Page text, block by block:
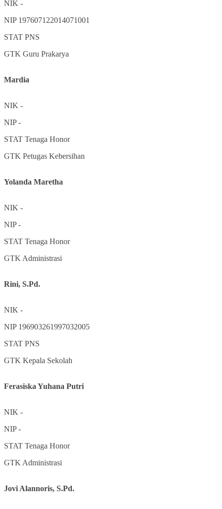
NIK -
NIP 197607122014071001
STAT PNS
GTK Guru Prakarya
Mardia
NIK -
NIP-
STAT Tenaga Honor
GTK Petugas Kebersihan
Yolanda Maretha
NIK -
NIP-
STAT Tenaga Honor
GTK Administrasi
Rini, S.Pd.
NIK -
NIP 196903261997032005
STAT PNS
GTK Kepala Sekolah
Ferasiska Yuhana Putri
NIK -
NIP-
STAT Tenaga Honor
GTK Administrasi
Jovi Alannoris, S.Pd.